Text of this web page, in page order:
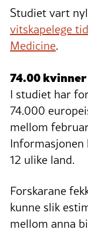
Studiet vart
vitskapelege
Medicine.
74.00 kvinner
I studiet har
74.000
mellom
12 ulike land.
Forskarane
kunne slik
mellom anna